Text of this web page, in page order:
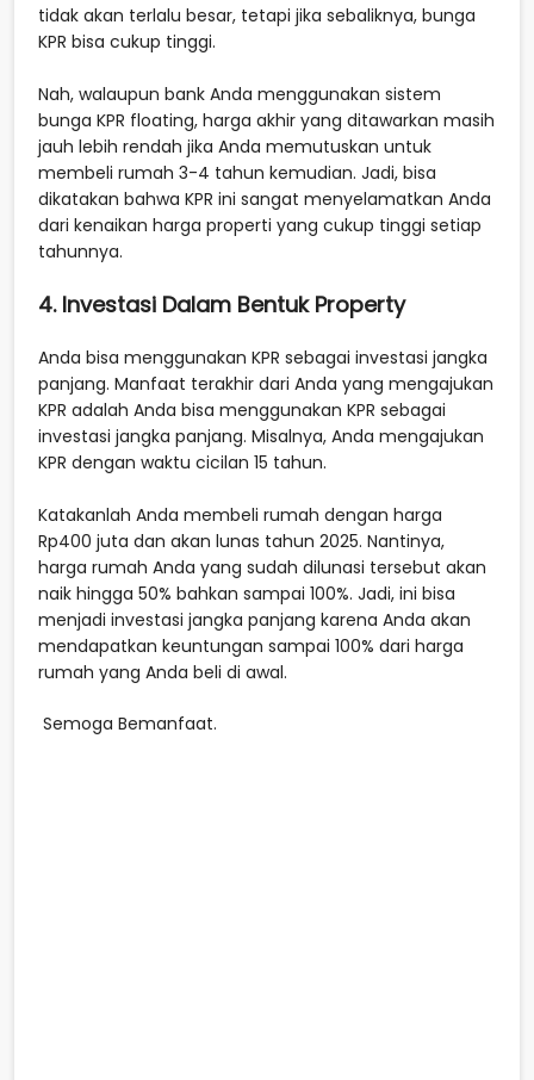
tidak akan terlalu besar, tetapi jika sebaliknya, bunga
KPR bisa cukup tinggi.
Nah, walaupun bank Anda menggunakan sistem
bunga KPR floating, harga akhir yang ditawarkan masih
jauh lebih rendah jika Anda memutuskan untuk
membeli rumah 3-4 tahun kemudian. Jadi, bisa
dikatakan bahwa KPR ini sangat menyelamatkan Anda
dari kenaikan harga properti yang cukup tinggi setiap
tahunnya.
4. Investasi Dalam Bentuk Property
Anda bisa menggunakan KPR sebagai investasi jangka
panjang. Manfaat terakhir dari Anda yang mengajukan
KPR adalah Anda bisa menggunakan KPR sebagai
investasi jangka panjang. Misalnya, Anda mengajukan
KPR dengan waktu cicilan 15 tahun.
Katakanlah Anda membeli rumah dengan harga
Rp400 juta dan akan lunas tahun 2025. Nantinya,
harga rumah Anda yang sudah dilunasi tersebut akan
naik hingga 50% bahkan sampai 100%. Jadi, ini bisa
menjadi investasi jangka panjang karena Anda akan
mendapatkan keuntungan sampai 100% dari harga
rumah yang Anda beli di awal.
Semoga Bemanfaat.